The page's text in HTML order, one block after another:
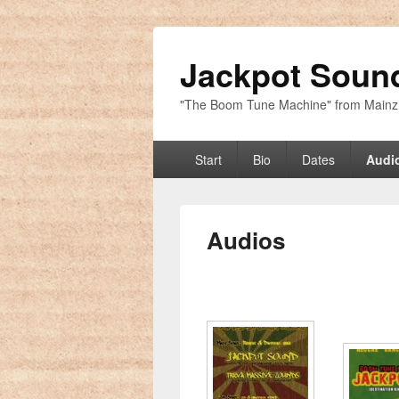
Jackpot
"The Boom Tune Machine" from
Hauptmenü
Start Bio Dates
Audios